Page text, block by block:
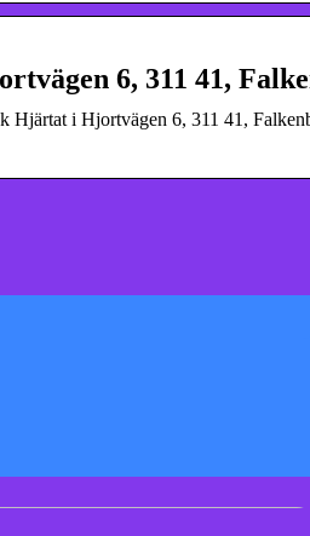
6, 311 41,
i Hjortvägen 6, 311 41,